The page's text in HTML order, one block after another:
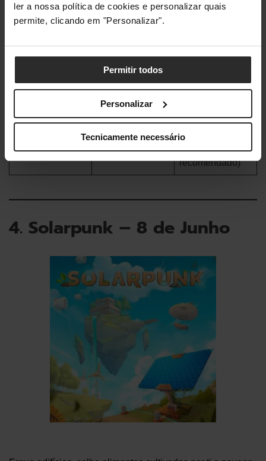
ler a nossa política de cookies e personalizar quais
permite, clicando em "Personalizar".
Permitir todos
Personalizar
Tecnicamente necessário
Placa Gráfica
AMD Radeon
RTX 2070
NVIDIA GeForce
RX 6800 XT
Versão DirectX Versão 12 Versão 12
Armazenament
espaço
disponível (SSD
espaço
disponível
(NVMe
recomendado)
4. Solarpunk – 8 de Junho